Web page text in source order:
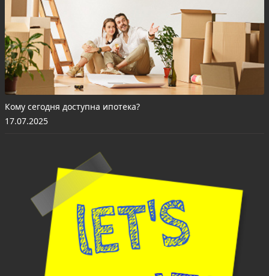
Кому сегодня доступна ипотека?
17.07.2025